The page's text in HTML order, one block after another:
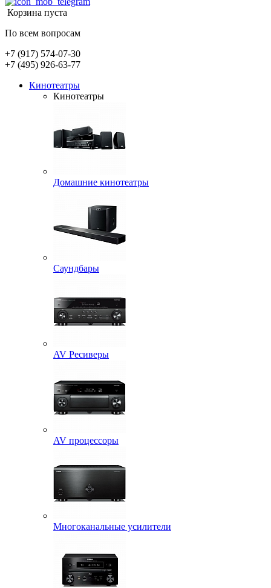
Корзина пуста
По всем вопросам
+7 (917) 574-07-30
+7 (495) 926-63-77
Кинотеатры
Кинотеатры
Домашние кинотеатры
Саундбары
AV Ресиверы
AV процессоры
Многоканальные усилители